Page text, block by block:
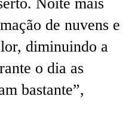
Noite mais
de nuvens e
diminuindo a
o dia as
bastante”,